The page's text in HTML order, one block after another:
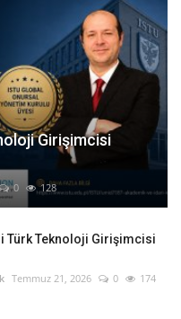
Girişimcisi
0 128
Türk Teknoloji Girişimcisi
Temmuz 21, 2026 0 174